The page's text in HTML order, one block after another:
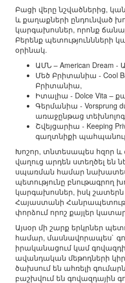
Բացի վերը նշվածներից,
և քաղաքների ընդունված
կարգախոսներ, որոնք
Բերենք պետություննների
օրինակ.
ԱՄՆ – American Dream
Մեծ Բրիտանիա - Cool
Բրիտանիա,
Իտալիա - Dolce Vita –
Գերմանիա - Vorsprung
առաջընթաց
Շվեյցարիա - Keeping
գաղտնիքի
Խոշոր, տնտեսապես հզոր և
վաղուց արդեն ստեղծել են
սպառման համար
պետությունը բնութագրող
կարգախոսներ, իսկ շատերն
Հայաստանի
փորձում որոշ քայլեր
Այսօր մի շարք երկրներ
համար, մասնավորապես`
իրականացում կամ
ավանդական մեթոդների
ծախսում են ահռելի
բաշխվում են գովազդային